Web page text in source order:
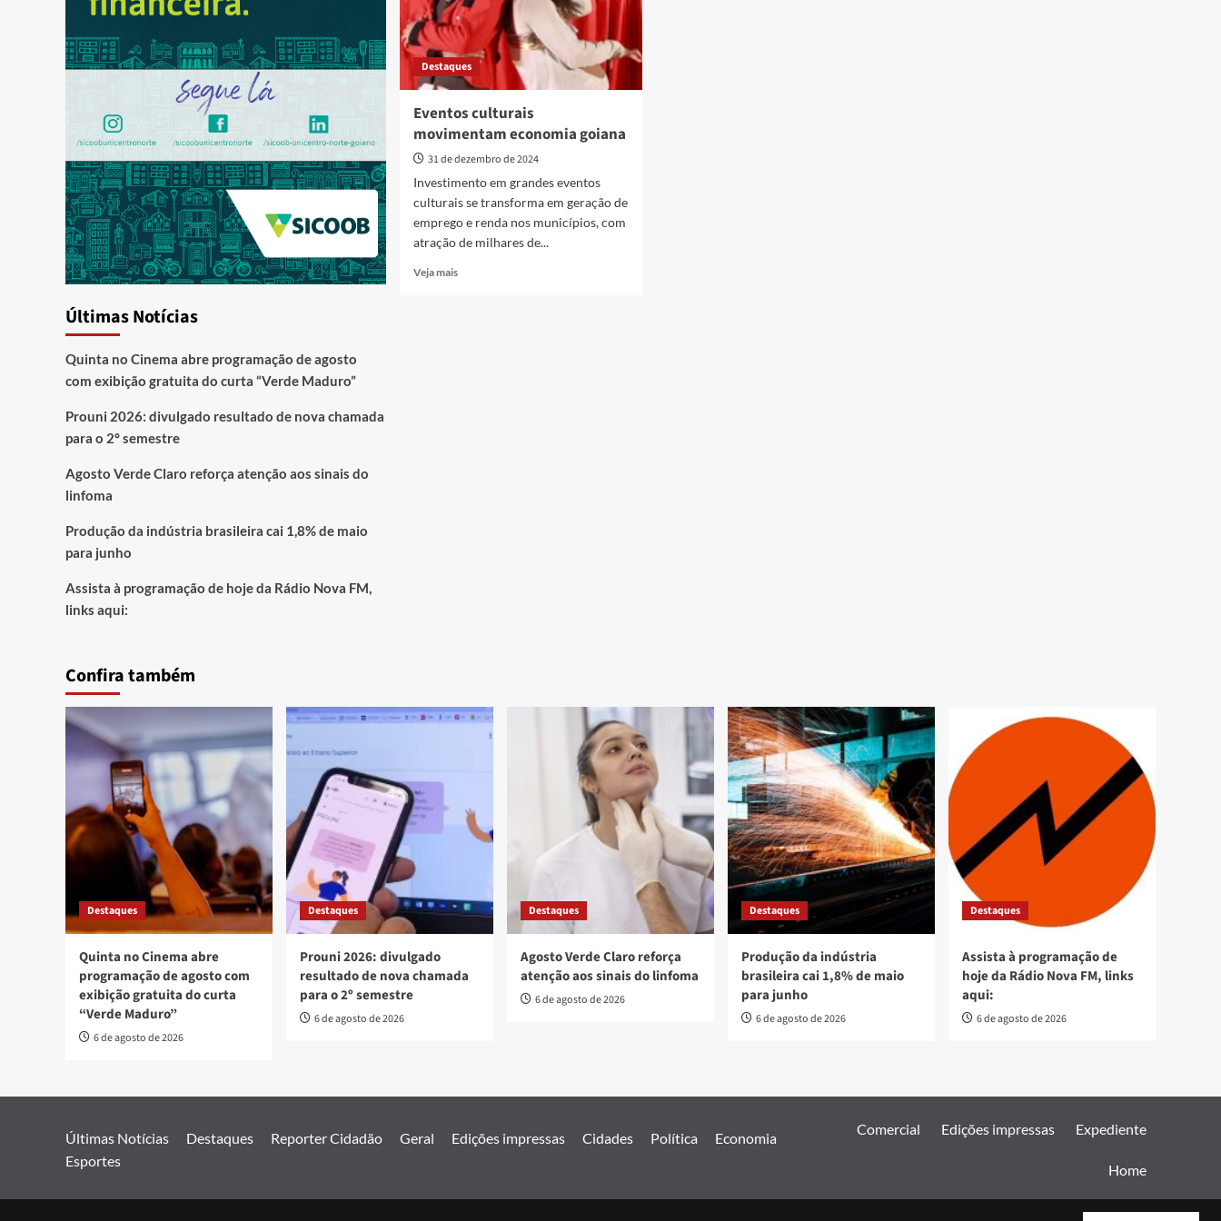
Destaques
Eventos culturais
movimentam economia goiana
31 de dezembro de 2024
Investimento em grandes eventos
culturais se transforma em geração de
emprego e renda nos municípios, com
atração de milhares de...
Veja maisRead
Últimas Notícias
Quinta no Cinema abre programação de agosto
com exibição gratuita do curta “Verde Maduro”
Prouni 2026: divulgado resultado de nova chamada
para o 2º semestre
Agosto Verde Claro reforça atenção aos sinais do
linfoma
Produção da indústria brasileira cai 1,8% de maio
para junho
Assista à programação de hoje da Rádio Nova FM,
links aqui:
Confira também
Destaques
Quinta no Cinema abre
programação de agosto com
exibição gratuita do curta
“Verde Maduro”
6 de agosto de 2026
Destaques
Prouni 2026: divulgado
resultado de nova chamada
para o 2º semestre
6 de agosto de 2026
Destaques
Agosto Verde Claro reforça
atenção aos sinais do linfoma
6 de agosto de 2026
Destaques
Produção da indústria
brasileira cai 1,8% de maio
para junho
6 de agosto de 2026
Destaques
Assista à programação de
hoje da Rádio Nova FM, links
aqui:
6 de agosto de 2026
Últimas Notícias Destaques Reporter Cidadão Geral Edições impressas Cidades Política
Economia
Esportes
Comercial Edições impressas Expediente
Home